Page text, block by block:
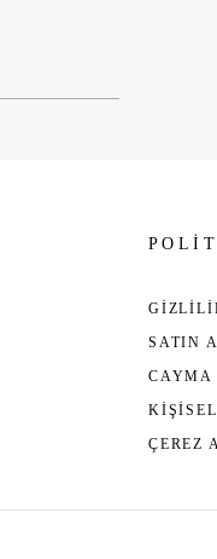
SATIN
ÇEREZ